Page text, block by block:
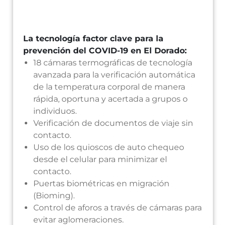
La tecnología factor clave para la
prevención del COVID-19 en El Dorado:
18 cámaras termográficas de tecnología
avanzada para la verificación automática
de la temperatura corporal de manera
rápida, oportuna y acertada a grupos o
individuos.
Verificación de documentos de viaje sin
contacto.
Uso de los quioscos de auto chequeo
desde el celular para minimizar el
contacto.
Puertas biométricas en migración
(Bioming).
Control de aforos a través de cámaras para
evitar aglomeraciones.